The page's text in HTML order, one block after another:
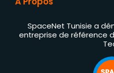
SpaceNet Tunisie a
entreprise de référence